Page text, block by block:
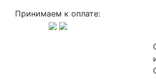
Принимаем к оплате: